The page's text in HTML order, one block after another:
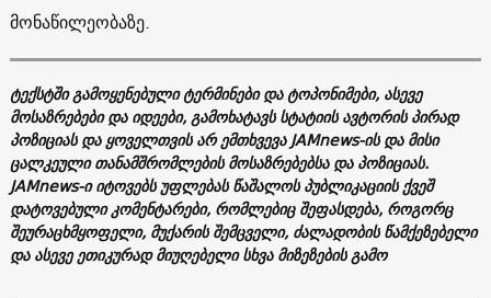
მონაწილეობაზე.
ტექსტში გამოყენებული ტერმინები და ტოპონიმები, ასევე
მოსაზრებები და იდეები, გამოხატავს სტატიის ავტორის პირად
პოზიციას და ყოველთვის არ ემთხვევა JAMnews-ის და მისი
ცალკეული თანამშრომლების მოსაზრებებსა და პოზიციას.
JAMnews-ი იტოვებს უფლებას წაშალოს პუბლიკაციის ქვეშ
დატოვებული კომენტარები, რომლებიც შეფასდება, როგორც
შეურაცხმყოფელი, მუქარის შემცველი, ძალადობის წამქეზებელი
და ასევე ეთიკურად მიუღებელი სხვა მიზეზების გამო